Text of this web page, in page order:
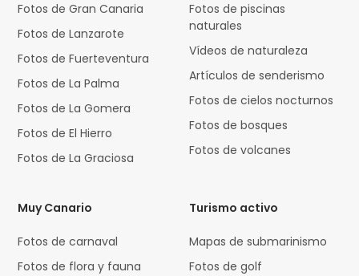
Fotos de Gran Canaria
Fotos de Lanzarote
Fotos de Fuerteventura
Fotos de La Palma
Fotos de La Gomera
Fotos de El Hierro
Fotos de La Graciosa
Fotos de piscinas
naturales
Vídeos de naturaleza
Artículos de senderismo
Fotos de cielos nocturnos
Fotos de bosques
Fotos de volcanes
Muy Canario
Fotos de carnaval
Fotos de flora y fauna
Turismo activo
Mapas de submarinismo
Fotos de golf